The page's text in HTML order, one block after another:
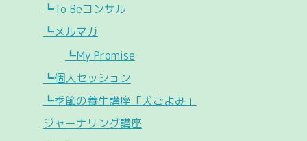
┗To Beコンサル
┗メルマガ
┗My Promise
┗個人セッション
┗季節の養生講座「犬ごよみ」
ジャーナリング講座